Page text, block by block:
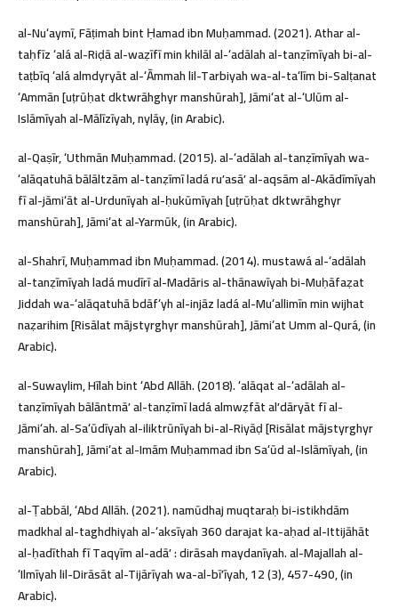
al-Nuʻaymī, Fāṭimah bint Ḥamad ibn Muḥammad. (2021). Athar al-
taḥfīz ʻalá al-Riḍā al-waẓīfī min khilāl al-ʻadālah al-tanẓīmīyah bi-al-
taṭbīq ʻalá almdyryāt al-ʻĀmmah lil-Tarbiyah wa-al-taʻlīm bi-Salṭanat
ʻAmmān [uṭrūḥat dktwrāhghyr manshūrah], Jāmiʻat al-ʻUlūm al-
Islāmīyah al-Mālīzīyah, nylāy, (in Arabic).
al-Qaṣīr, ʻUthmān Muḥammad. (2015). al-ʻadālah al-tanẓīmīyah wa-
ʻalāqatuhā bālāltzām al-tanẓīmī ladá ruʼasāʼ al-aqsām al-Akādīmīyah
fī al-jāmiʻāt al-Urdunīyah al-ḥukūmīyah [uṭrūḥat dktwrāhghyr
manshūrah], Jāmiʻat al-Yarmūk, (in Arabic).
al-Shahrī, Muḥammad ibn Muḥammad. (2014). mustawá al-ʻadālah
al-tanẓīmīyah ladá mudīrī al-Madāris al-thānawīyah bi-Muḥāfaẓat
Jiddah wa-ʻalāqatuhā bdāfʻyh al-injāz ladá al-Muʻallimīn min wijhat
naẓarihim [Risālat mājstyrghyr manshūrah], Jāmiʻat Umm al-Qurá, (in
Arabic).
al-Suwaylim, Hīlah bint ʻAbd Allāh. (2018). ʻalāqat al-ʻadālah al-
tanẓīmīyah bālāntmāʼ al-tanẓīmī ladá almwẓfāt alʼdāryāt fī al-
Jāmiʻah. al-Saʻūdīyah al-iliktrūnīyah bi-al-Riyāḍ [Risālat mājstyrghyr
manshūrah], Jāmiʻat al-Imām Muḥammad ibn Saʻūd al-Islāmīyah, (in
Arabic).
al-Ṭabbāl, ʻAbd Allāh. (2021). namūdhaj muqtaraḥ bi-istikhdām
madkhal al-taghdhiyah al-ʻaksīyah 360 darajat ka-aḥad al-Ittijāhāt
al-ḥadīthah fī Taqyīm al-adāʼ : dirāsah maydanīyah. al-Majallah al-
ʻIlmīyah lil-Dirāsāt al-Tijārīyah wa-al-bīʼīyah, 12 (3), 457-490, (in
Arabic).